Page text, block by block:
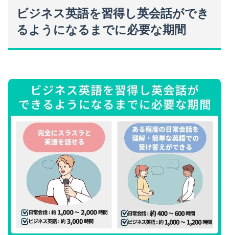
ビジネス英語を習得し英会話ができ
るようになるまでに必要な期間